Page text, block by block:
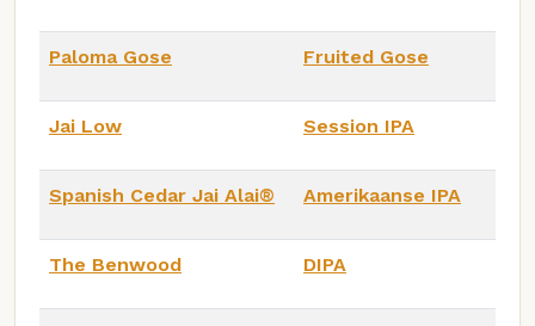
Paloma Gose Fruited Gose
Jai Low Session IPA
Spanish Cedar Jai Alai® Amerikaanse IPA
The Benwood DIPA